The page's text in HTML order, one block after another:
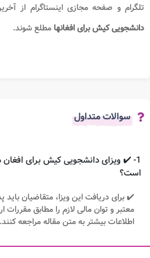
تلگرام و صفحه مجازی اینستاگرام از
دانشجویی کیش برای افغانها مطلع شوند.
سوالات متداول
1- ✔️ ویزای دانشجویی کیش برای
است؟
✔️ برای دریافت این ویزا، متقاضیان
معتبر و توان مالی لازم را مطابق مقررات
اطلاعات بیشتر به متن مقاله مراجعه کنند.